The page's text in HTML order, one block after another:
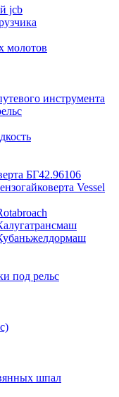
jcb
молотов
инструмента
БГ42.96106
Vessel
под рельс
шпал